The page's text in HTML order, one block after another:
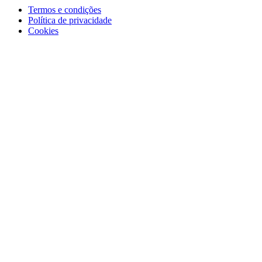
Termos e condições
Política de privacidade
Cookies